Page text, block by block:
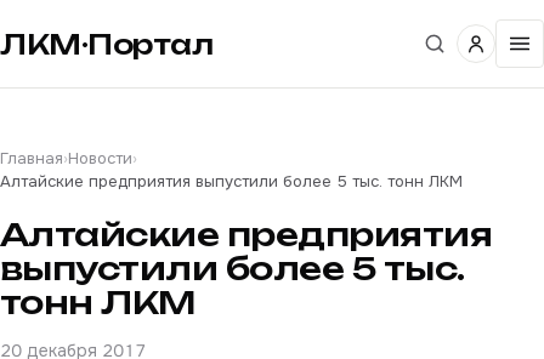
ЛКМ·Портал
Главная›Новости›
Алтайские предприятия выпустили более 5 тыс. тонн ЛКМ
Алтайские предприятия
выпустили более 5 тыс.
тонн ЛКМ
20 декабря 2017